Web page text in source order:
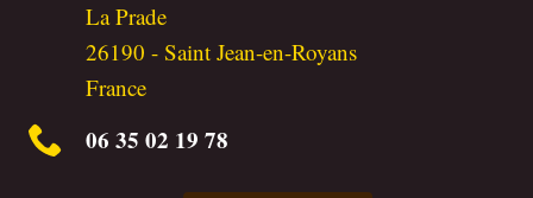
La Prade
26190 -Saint Jean-en-Royans
France
06 35 02 19 78